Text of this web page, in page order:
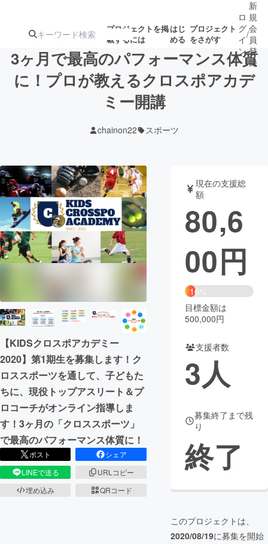
プロジェクトを掲
載するには
はじ
める
プロジェクト
をさがす
注目の新着プロ募集終了が近いプ
テクノロジー・ガジェット
映像・映画 書籍・雑誌
ビジネス・起業 チャレンジ
CAMPFIRE for Social Good
CAMPFIRE Creation
CAMPFIREふるさと納税
コミュニティ
ロ
グ
イ
ン
/
新
規
会
員
登
録
3ヶ月で最高のパフォーマンス体質
に！プロが教えるクロスポアカデ
ミー開講
chainon22 スポーツ
【KIDSクロスポアカデミー
2020】第1期生を募集します！ク
ロススポーツを通して、子どもた
ちに、現役トップアスリート＆プ
ロコーチがオンライン指導しま
す！3ヶ月の「クロススポーツ」
で最高のパフォーマンス体質に！
ポスト
シェア
LINEで送る
URLコピー
埋め込み
QRコード
現在の支援総
額
80,6
00円
16%
目標金額は
500,000円
支援者数
3人
募集終了まで残
り
終了
このプロジェクトは、
2020/08/19に募集を開始